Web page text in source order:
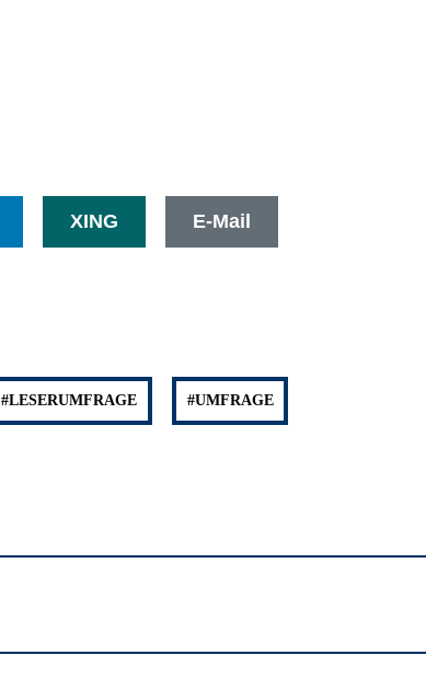
XING E-Mail
#LESERUMFRAGE #UMFRAGE